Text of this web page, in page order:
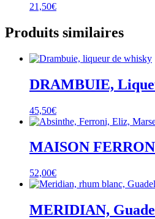
21,50€
Produits similaires
DRAMBUIE,
45,50€
MAISON
52,00€
MERIDIAN,